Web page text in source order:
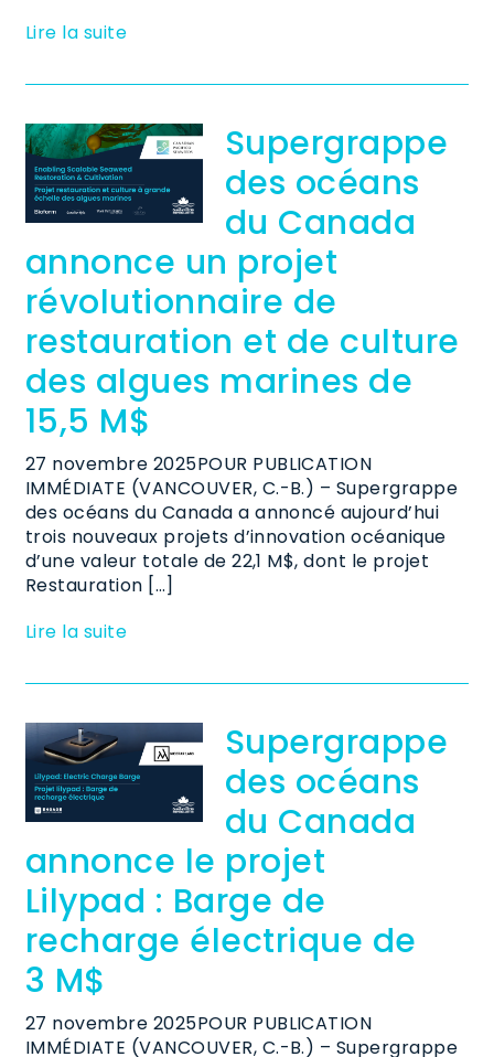
Lire la suite
Supergrappe
des océans
du Canada
annonce un projet
révolutionnaire de
restauration et de culture
des algues marines de
15,5 M$
27 novembre 2025POUR PUBLICATION
IMMÉDIATE (VANCOUVER, C.-B.) – Supergrappe
des océans du Canada a annoncé aujourd’hui
trois nouveaux projets d’innovation océanique
d’une valeur totale de 22,1 M$, dont le projet
Restauration […]
Lire la suite
Supergrappe
des océans
du Canada
annonce le projet
Lilypad : Barge de
recharge électrique de
3 M$
27 novembre 2025POUR PUBLICATION
IMMÉDIATE (VANCOUVER, C.-B.) – Supergrappe